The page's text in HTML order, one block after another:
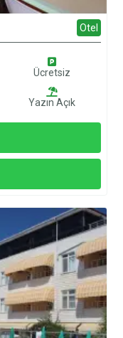
Otel
Ücretsiz
Yazın Açık